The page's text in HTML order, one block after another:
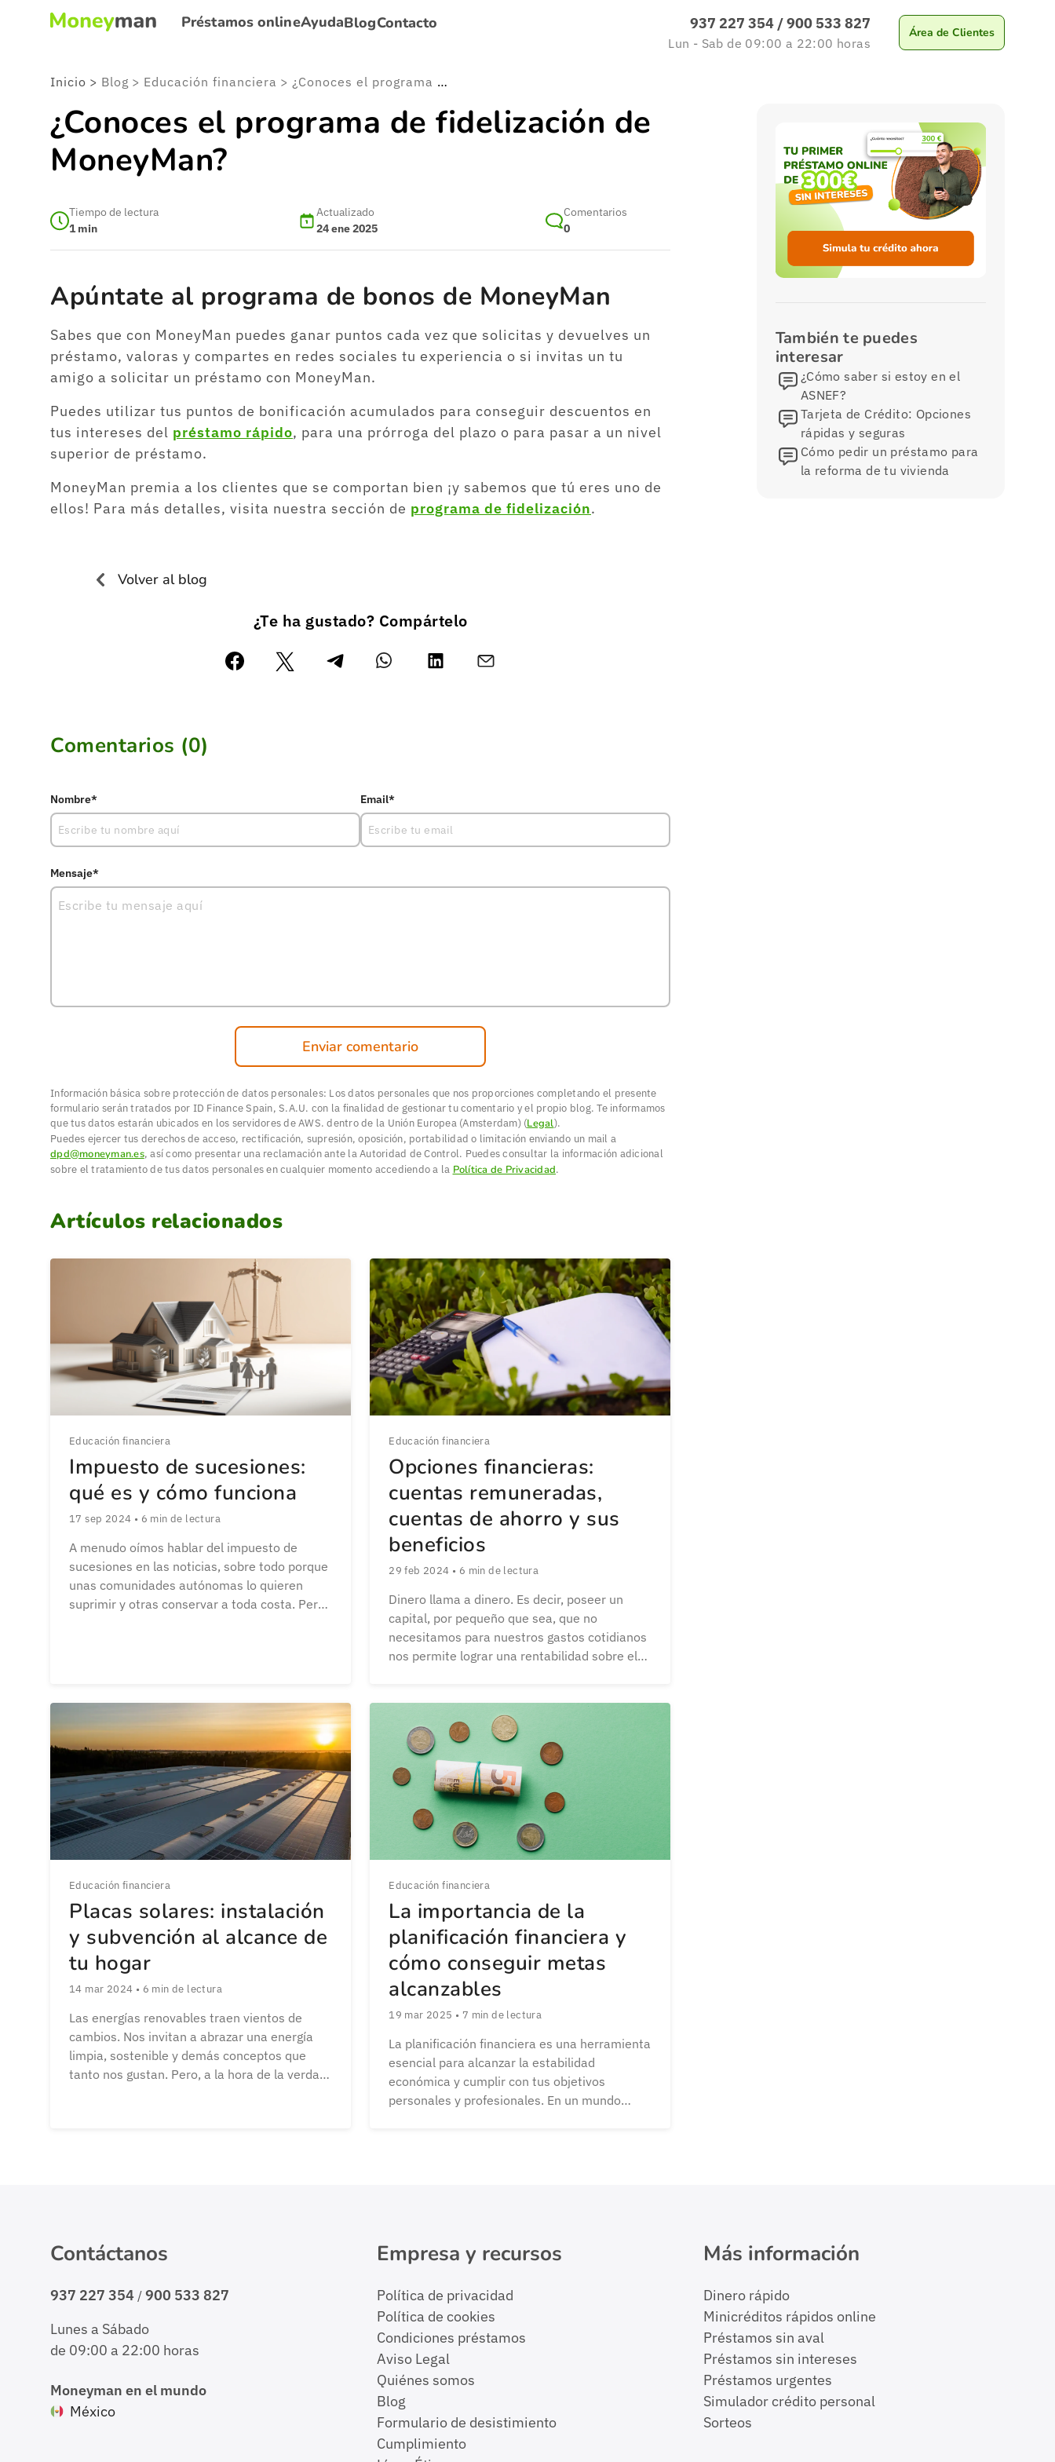
Préstamos onlineAyudaBlogContacto 937 227 354 /900 533 827
Lun - Sab de 09:00 a 22:00 horas
Área de Clientes
Inicio > Blog > Educación financiera > ¿Conoces el programa de fidelización de MoneyMan?
¿Conoces el programa de fidelización de
MoneyMan?
Tiempo de lectura
1 min
Actualizado
24 ene 2025
Comentarios
0
Apúntate al programa de bonos de MoneyMan
Sabes que con MoneyMan puedes ganar puntos cada vez que solicitas y devuelves un
préstamo, valoras y compartes en redes sociales tu experiencia o si invitas un tu
amigo a solicitar un préstamo con MoneyMan.
Puedes utilizar tus puntos de bonificación acumulados para conseguir descuentos en
tus intereses del préstamo rápido, para una prórroga del plazo o para pasar a un nivel
superior de préstamo.
MoneyMan premia a los clientes que se comportan bien ¡y sabemos que tú eres uno de
ellos! Para más detalles, visita nuestra sección de programa de fidelización.
Volver al blog
¿Te ha gustado? Compártelo
Comentarios (0)
Nombre* Email*
Mensaje*
Enviar comentario
Información básica sobre protección de datos personales: Los datos personales que nos proporciones completando el presente
formulario serán tratados por ID Finance Spain, S.A.U. con la finalidad de gestionar tu comentario y el propio blog. Te informamos
que tus datos estarán ubicados en los servidores de AWS. dentro de la Unión Europea (Amsterdam) (Legal).
Puedes ejercer tus derechos de acceso, rectificación, supresión, oposición, portabilidad o limitación enviando un mail a
dpd@moneyman.es, así como presentar una reclamación ante la Autoridad de Control. Puedes consultar la información adicional
sobre el tratamiento de tus datos personales en cualquier momento accediendo a la Política de Privacidad.
Artículos relacionados
Educación financiera
Impuesto de sucesiones:
qué es y cómo funciona
17 sep 2024 • 6 min de lectura
A menudo oímos hablar del impuesto de
sucesiones en las noticias, sobre todo porque
unas comunidades autónomas lo quieren
suprimir y otras conservar a toda costa. Pero,
Educación financiera
Opciones financieras:
cuentas remuneradas,
cuentas de ahorro y sus
beneficios
29 feb 2024 • 6 min de lectura
Dinero llama a dinero. Es decir, poseer un
capital, por pequeño que sea, que no
necesitamos para nuestros gastos cotidianos
nos permite lograr una rentabilidad sobre el
a esos ahorros en productos financieros que
prometen alta rentabilidad, también es […]
Educación financiera
Placas solares: instalación
y subvención al alcance de
tu hogar
14 mar 2024 • 6 min de lectura
Las energías renovables traen vientos de
cambios. Nos invitan a abrazar una energía
limpia, sostenible y demás conceptos que
tanto nos gustan. Pero, a la hora de la verdad,
Educación financiera
La importancia de la
planificación financiera y
cómo conseguir metas
alcanzables
19 mar 2025 • 7 min de lectura
La planificación financiera es una herramienta
esencial para alcanzar la estabilidad
económica y cumplir con tus objetivos
personales y profesionales. En un mundo
También te puedes
interesar
¿Cómo saber si estoy en el
ASNEF?
Tarjeta de Crédito: Opciones
rápidas y seguras
Cómo pedir un préstamo para
la reforma de tu vivienda
Contáctanos
937 227 354 / 900 533 827
Lunes a Sábado
de 09:00 a 22:00 horas
Moneyman en el mundo
México
Empresa y recursos
Política de privacidad
Política de cookies
Condiciones préstamos
Aviso Legal
Quiénes somos
Blog
Formulario de desistimiento
Cumplimiento
Más información
Dinero rápido
Minicréditos rápidos online
Préstamos sin aval
Préstamos sin intereses
Préstamos urgentes
Simulador crédito personal
Sorteos